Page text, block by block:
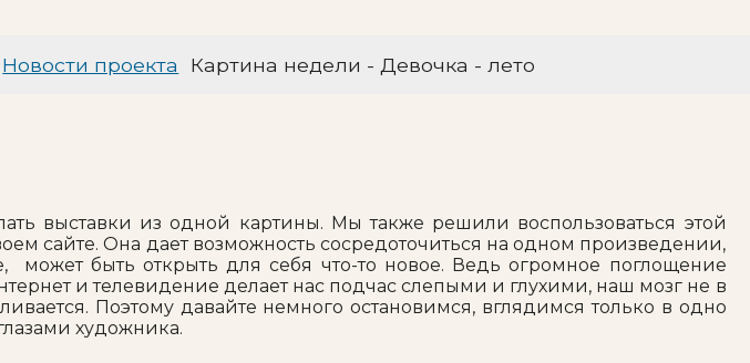
Новости проекта Картина недели - Девочка - лето
выставки из одной картины. Мы также решили воспользоваться этой
сайте. Она дает возможность сосредоточиться на одном произведении,
может быть открыть для себя что-то новое. Ведь огромное поглощение
и телевидение делает нас подчас слепыми и глухими, наш мозг не в
Поэтому давайте немного остановимся, вглядимся только в одно
художника.